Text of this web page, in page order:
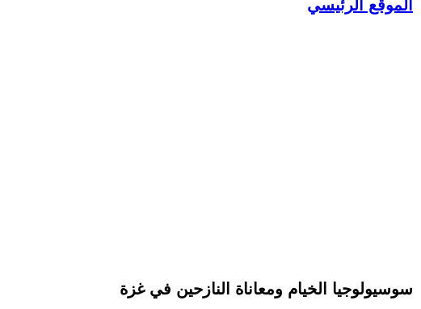
الموقع الرئيسي
سوسيولوجيا الخيام ومعاناة النازحين في غزة